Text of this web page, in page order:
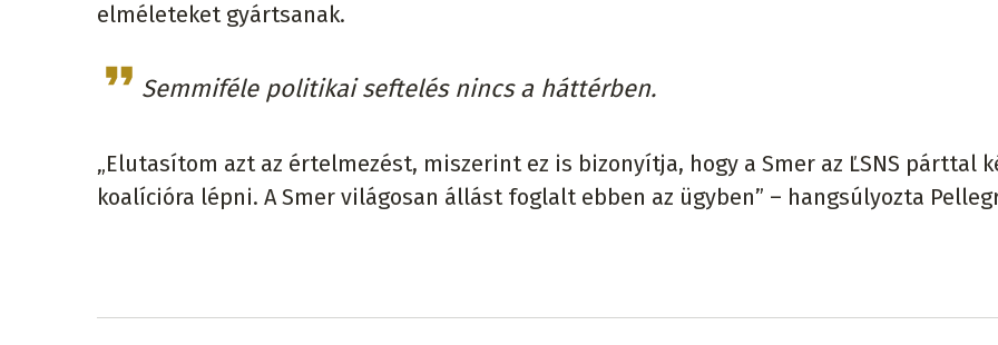
elméleteket gyártsanak.
Semmiféle politikai seftelés nincs a háttérben.
„Elutasítom azt az értelmezést, miszerint ez is bizonyítja, hogy a Smer az ĽSNS párttal
koalícióra lépni. A Smer világosan állást foglalt ebben az ügyben” – hangsúlyozta